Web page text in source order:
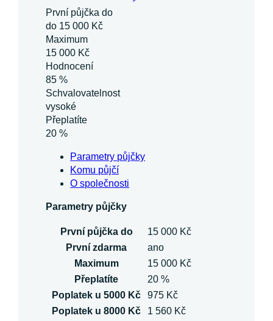
První půjčka do
do 15 000 Kč
Maximum
15 000 Kč
Hodnocení
85 %
Schvalovatelnost
vysoké
Přeplatíte
20 %
Parametry půjčky
Komu půjčí
O společnosti
Parametry půjčky
První půjčka do
15 000 Kč
První zdarma
ano
Maximum
15 000 Kč
Přeplatíte
20 %
Poplatek u 5000 Kč
975 Kč
Poplatek u 8000 Kč
1 560 Kč